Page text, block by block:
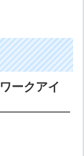
ークアイ